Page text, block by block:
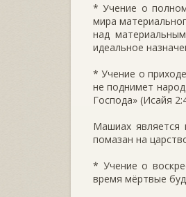
* Учение о
мира
над
идеальное
* Учение о
не поднимет
Господа» (Исайя
Машиах является
помазан на
* Учение о
время мёртвые